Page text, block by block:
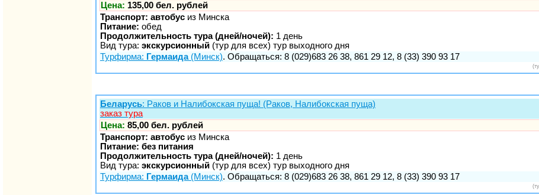
Цена: 135,00 бел. рублей
Транспорт: автобус из Минска
Питание: обед
Продолжительность тура (дней/ночей): 1 день
Вид тура: экскурсионный (тур для всех) тур выходного дня
Турфирма: Гермаида(Минск). Обращаться: 8 (029)683 26 38, 861 29 12, 8 (33) 390 93 17
Беларусь: Раков и Налибокская пуща! (Раков, Налибокская пуща)
заказ тура
Цена: 85,00 бел. рублей
Транспорт: автобус из Минска
Питание: без питания
Продолжительность тура (дней/ночей): 1 день
Вид тура: экскурсионный (тур для всех) тур выходного дня
Турфирма: Гермаида(Минск). Обращаться: 8 (029)683 26 38, 861 29 12, 8 (33) 390 93 17